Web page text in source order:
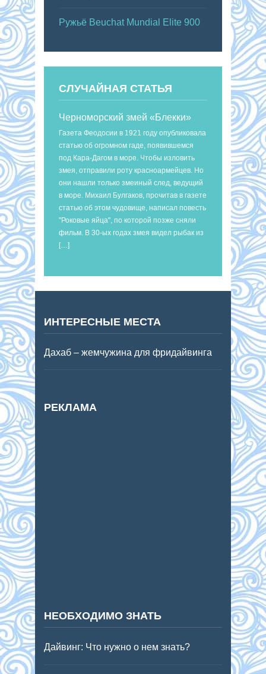
Ружьё Beuchat Mundial Elite 900
СЛУЧАЙНАЯ СТАТЬЯ
Черноморский змей «Блекки»
Газета Феодосии в 1921 году опубликовала
статью об огромном гаде, появившемся
под Кара-Дагом в море. Чтобы изловить
змея, отправили роту красноармейцев. Но
они нашли только змеиный след, ведущий
в море. Михаил Булгаков, прочитав в газете
статью об этом чудовище, написал повесть
"Роковые яйца", по которой позже сняли
фильм. В 30-ых годах змея видел рыбак из
[…]
ИНТЕРЕСНЫЕ МЕСТА
Дахаб – жемчужина для фридайвинга
РЕКЛАМА
НЕОБХОДИМО ЗНАТЬ
Дайвинг: Что нужно о нем знать?